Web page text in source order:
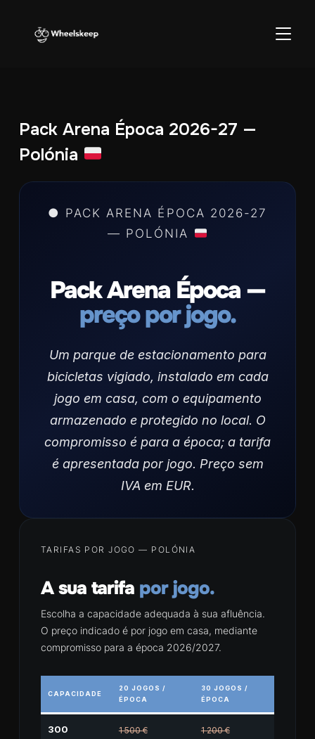
Pack Arena Época 2026-27 —
Polónia
● PACK ARENA ÉPOCA 2026-27
— POLÓNIA
Pack Arena Época —
preço por jogo.
Um parque de estacionamento para
bicicletas vigiado, instalado em cada
jogo em casa, com o equipamento
armazenado e protegido no local. O
compromisso é para a época; a tarifa
é apresentada por jogo. Preço sem
IVA em EUR.
TARIFAS POR JOGO — POLÓNIA
A sua tarifa por jogo.
Escolha a capacidade adequada à sua afluência.
O preço indicado é por jogo em casa, mediante
compromisso para a época 2026/2027.
CAPACIDADE
20 JOGOS /
ÉPOCA
30 JOGOS /
ÉPOCA
300
1 500 € 1 200 €